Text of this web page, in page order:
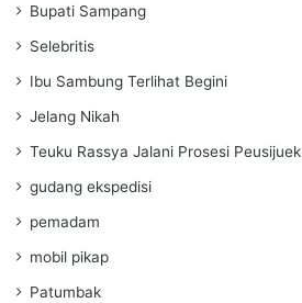
Bupati Sampang
Selebritis
Ibu Sambung Terlihat Begini
Jelang Nikah
Teuku Rassya Jalani Prosesi Peusijuek
gudang ekspedisi
pemadam
mobil pikap
Patumbak